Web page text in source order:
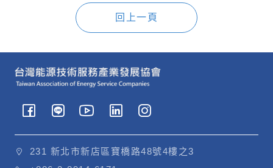
回上一頁
231 新北市新店區寶橋路48號4樓之3